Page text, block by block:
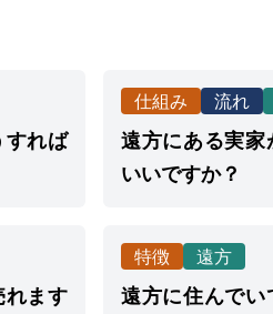
れば
仕組み 流れ
遠方にある実
いいですか？
ます
特徴 遠方
遠方に住んで